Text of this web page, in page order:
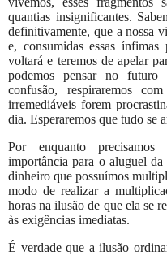
quantias insignificantes.
definitivamente, que a nossa
e, consumidas essas ínfimas
voltará e teremos de apelar
podemos pensar no
confusão, respiraremos
irremediáveis forem
dia. Esperaremos que tudo se
Por enquanto
importância para o aluguel da
dinheiro que possuímos
modo de realizar a
horas na ilusão de que ela se
às exigências imediatas.
É verdade que a ilusão